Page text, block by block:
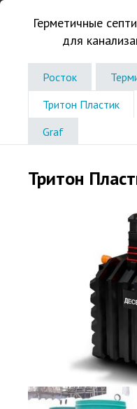
с
Герметичные
для
Росток
Тритон Пластик
Graf
Тритон